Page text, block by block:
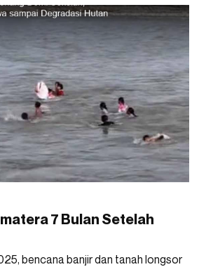
7 Bulan Setelah
bencana banjir dan tanah longsor